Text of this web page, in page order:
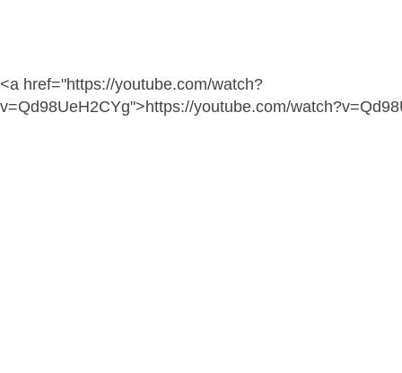
<a href="https://youtube.com/watch?
v=Qd98UeH2CYg">https://youtube.com/